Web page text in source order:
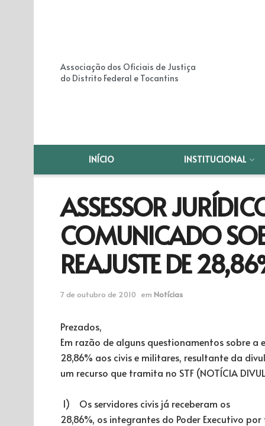
Associação dos Oficiais de Justiça
do Distrito Federal e Tocantins
INÍCIO INSTITUCIONAL
ASSESSOR
COMUNICADO
REAJUSTE DE
7 de outubro de 2010 em Notícias
Prezados,
Em razão de alguns questionamentos sobre a
28,86% aos civis e militares, resultante da
um recurso que tramita no STF (NOTÍCIA
1) Os servidores civis já receberam os
28,86%, os integrantes do Poder Executivo